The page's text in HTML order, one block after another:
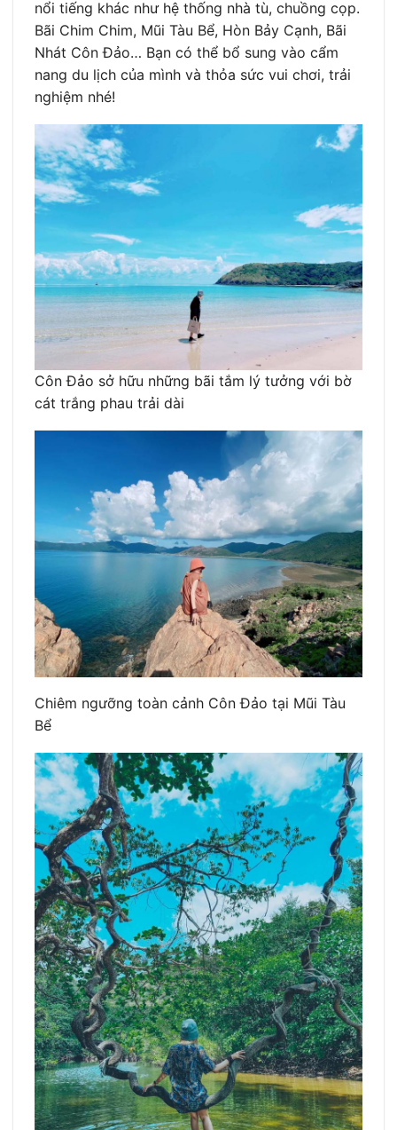
nổi tiếng khác như hệ thống nhà tù, chuồng cọp.
Bãi Chim Chim, Mũi Tàu Bể, Hòn Bảy Cạnh, Bãi
Nhát Côn Đảo… Bạn có thể bổ sung vào cẩm
nang du lịch của mình và thỏa sức vui chơi, trải
nghiệm nhé!
Côn Đảo sở hữu những bãi tắm lý tưởng với bờ
cát trắng phau trải dài
Chiêm ngưỡng toàn cảnh Côn Đảo tại Mũi Tàu
Bể